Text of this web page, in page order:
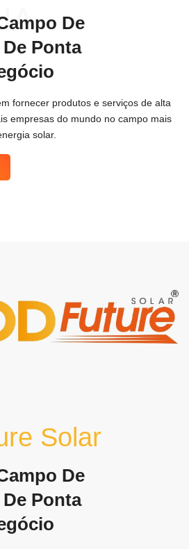
De
Ponta
fornecer produtos e serviços de alta
empresas do mundo no campo mais
solar.
Solar
De
Ponta